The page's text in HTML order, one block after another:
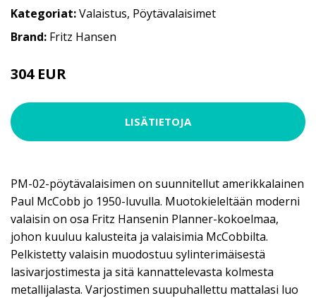
Kategoriat:Valaistus, Pöytävalaisimet
Brand: Fritz Hansen
304 EUR
LISÄTIETOJA
PM-02-pöytävalaisimen on suunnitellut amerikkalainen
Paul McCobb jo 1950-luvulla. Muotokieleltään moderni
valaisin on osa Fritz Hansenin Planner-kokoelmaa,
johon kuuluu kalusteita ja valaisimia McCobbilta.
Pelkistetty valaisin muodostuu sylinterimäisestä
lasivarjostimesta ja sitä kannattelevasta kolmesta
metallijalasta. Varjostimen suupuhallettu mattalasi luo